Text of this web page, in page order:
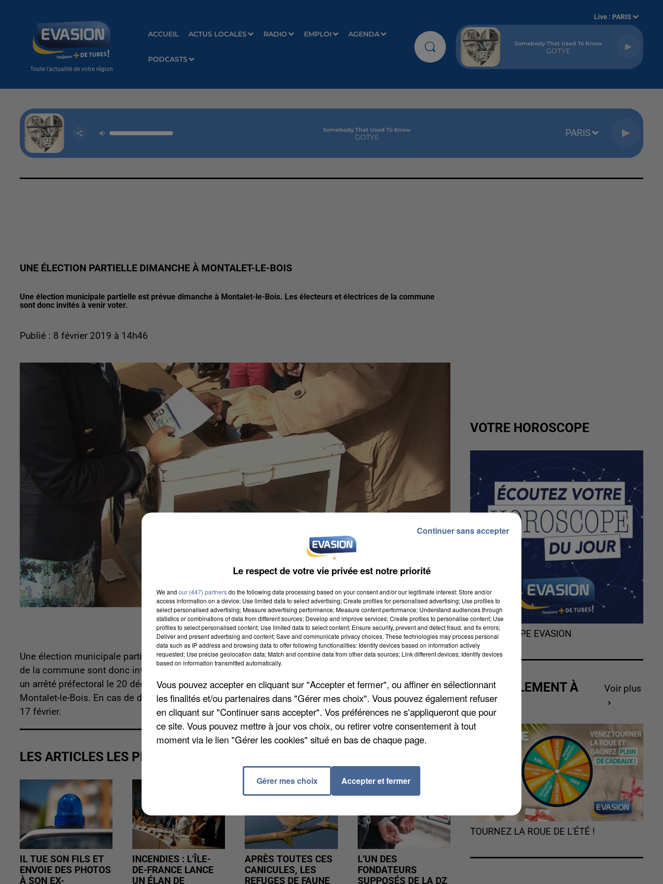
Toute l'actualité de votre région
ACCUEIL ACTUS LOCALES RADIO EMPLOI AGENDA
PODCASTS
Live : PARIS
Somebody That Used To Know
GOTYE
Somebody That Used To Know
GOTYE PARIS
UNE ÉLECTION PARTIELLE DIMANCHE À MONTALET-LE-BOIS
Une élection municipale partielle est prévue dimanche à Montalet-le-Bois. Les électeurs et électrices de la commune
sont donc invités à venir voter.
Publié : 8 février 2019 à 14h46
Une élection municipale partielle est prévue dimanche à Montalet-le-Bois. Les électeurs et électrices
de la commune sont donc invités à venir voter. L'objectif est de compléter le conseil municipal, après
un arrêté préfectoral le 20 décembre. Quatre postes sont à pourvoir dans l'équipe de la municipalité de
Montalet-le-Bois. En cas de deuxième scrutin, le collège électoral est de nouveau convoqué dimanche
17 février.
LES ARTICLES LES PLUS VUS
IL TUE SON FILS ET
ENVOIE DES PHOTOS
À SON EX-
INCENDIES : L’ÎLE-
DE-FRANCE LANCE
UN ÉLAN DE
APRÈS TOUTES CES
CANICULES, LES
REFUGES DE FAUNE
L’UN DES
FONDATEURS
SUPPOSÉS DE LA DZ
VOTRE HOROSCOPE
L'HOROSCOPE EVASION
ACTUELLEMENT À
GAGNER
Voir plus
TOURNEZ LA ROUE DE L'ÉTÉ !
Le respect de votre vie privée est notre priorité
We and our (447) partnersdo the following data processing based on your consent and/or our legitimate interest: Store and/or
access information on a device; Use limited data to select advertising; Create profiles for personalised advertising; Use profiles to
select personalised advertising; Measure advertising performance; Measure content performance; Understand audiences through
statistics or combinations of data from different sources; Develop and improve services; Create profiles to personalise content; Use
profiles to select personalised content; Use limited data to select content; Ensure security, prevent and detect fraud, and fix errors;
Deliver and present advertising and content; Save and communicate privacy choices. These technologies may process personal
data such as IP address and browsing data to offer following functionalities: Identify devices based on information actively
requested; Use precise geolocation data; Match and combine data from other data sources; Link different devices; Identify devices
based on information transmitted automatically.
Vous pouvez accepter en cliquant sur "Accepter et fermer", ou affiner en sélectionnant
les finalités et/ou partenaires dans "Gérer mes choix". Vous pouvez également refuser
en cliquant sur "Continuer sans accepter". Vos préférences ne s'appliqueront que pour
ce site. Vous pouvez mettre à jour vos choix, ou retirer votre consentement à tout
moment via le lien "Gérer les cookies" situé en bas de chaque page.
Gérer mes choix Accepter et fermer
Continuer sans accepter